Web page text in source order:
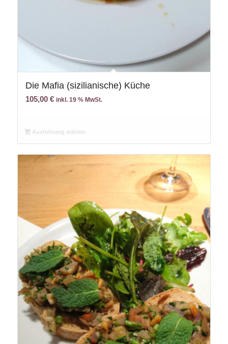
Die Mafia (sizilianische) Küche
105,00 € inkl. 19 % MwSt.
Ausführung wählen